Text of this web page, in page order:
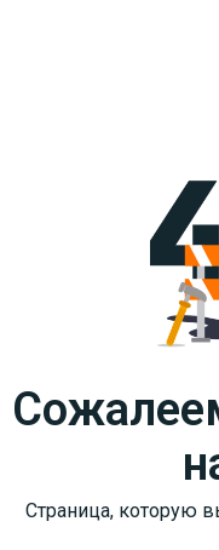
Страница, которую